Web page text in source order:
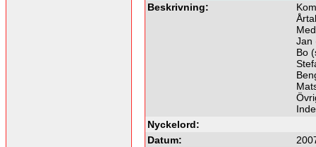
Beskrivning:
Jan
Bo
Nyckelord:
Datum: